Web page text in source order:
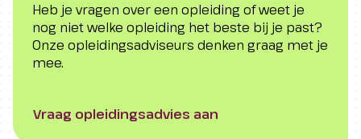
Heb je vragen over een opleiding of weet je
nog niet welke opleiding het beste bij je past?
Onze opleidingsadviseurs denken graag met je
mee.
Vraag opleidingsadvies aan